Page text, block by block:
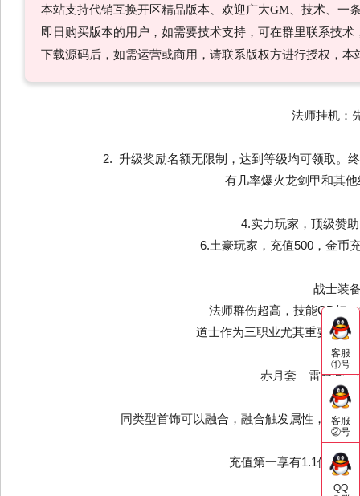
客服
①号
客服
②号
QQ
本站支持代销互换开区精品版本、欢迎广大GM、技术、
即日购买版本的用户，如需要技术支持，可在群里联系技
下载源码后，如需运营或商用，请联系版权方进行授权，
法师挂机：
2. 升级奖励名额无限制，达到等级均可领取。
有几率爆火龙剑甲和其
4.实力玩家，顶级赞
6.土豪玩家，充值500，金币
战士装
法师群伤超高，技能CD短
道士作为三职业尤其重要角色
赤月套—雷霆套—
同类型首饰可以融合，融合触发属性，前期
充值第一享有1.1倍攻，